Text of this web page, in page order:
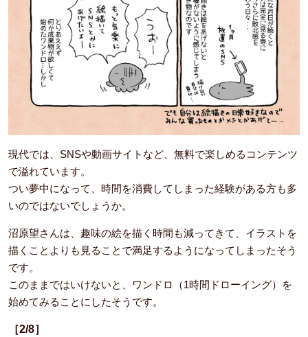
現代では、SNSや動画サイトなど、無料で楽しめるコンテンツ
で溢れています。
つい夢中になって、時間を消費してしまった経験がある方も多
いのではないでしょうか。
沼原望さんは、趣味の絵を描く時間も減ってきて、イラストを
描くことよりも見ることで満足するようになってしまったそう
です。
このままではいけないと、ワンドロ（1時間ドローイング）を
始めてみることにしたそうです。
［2/8］